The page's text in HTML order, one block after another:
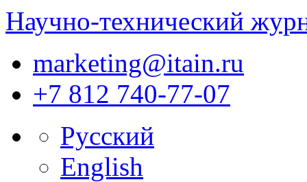
Научно-технический
marketing@itain.ru
+7 812 740-77-07
Русский
English